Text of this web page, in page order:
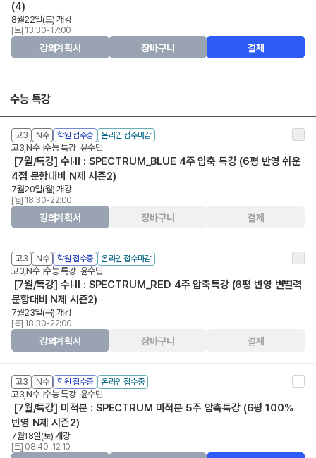
(4)
8월22일(토) 개강
[토] 13:30-17:00
강의계획서 장바구니 결제
수능 특강
고3 N수 학원 접수중 온라인 접수마감
고3,N수 수능 특강 윤수민
[7월/특강] 수Ⅰ·Ⅱ : SPECTRUM_BLUE 4주 압축 특강 (6평 반영 쉬운
4점 문항대비 N제 시즌2)
7월20일(월) 개강
[월] 18:30-22:00
강의계획서 장바구니 결제
고3 N수 학원 접수중 온라인 접수마감
고3,N수 수능 특강 윤수민
[7월/특강] 수Ⅰ·Ⅱ : SPECTRUM_RED 4주 압축특강 (6평 반영 변별력
문항대비 N제 시즌2)
7월23일(목) 개강
[목] 18:30-22:00
강의계획서 장바구니 결제
고3 N수 학원 접수중 온라인 접수중
고3,N수 수능 특강 윤수민
[7월/특강] 미적분 : SPECTRUM 미적분 5주 압축특강 (6평 100%
반영 N제 시즌2)
7월18일(토) 개강
[토] 08:40-12:10